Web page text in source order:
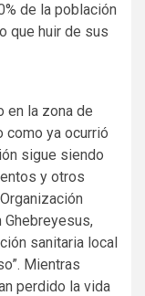
de la población
que huir de sus
en la zona de
como ya ocurrió
sigue siendo
y otros
Ghebreyesus,
sanitaria local
Mientras
perdido la vida